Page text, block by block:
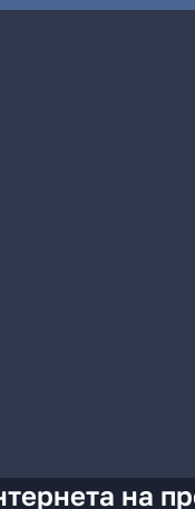
на